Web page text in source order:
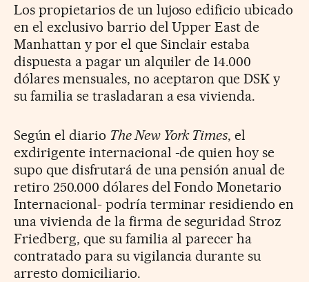
Los propietarios de un lujoso edificio ubicado
en el exclusivo barrio del Upper East de
Manhattan y por el que Sinclair estaba
dispuesta a pagar un alquiler de 14.000
dólares mensuales, no aceptaron que DSK y
su familia se trasladaran a esa vivienda.
Según el diario The New York Times, el
exdirigente internacional -de quien hoy se
supo que disfrutará de una pensión anual de
retiro 250.000 dólares del Fondo Monetario
Internacional- podría terminar residiendo en
una vivienda de la firma de seguridad Stroz
Friedberg, que su familia al parecer ha
contratado para su vigilancia durante su
arresto domiciliario.